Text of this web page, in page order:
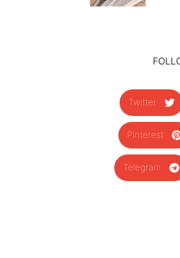
Twitter
Pinterest
Telegram